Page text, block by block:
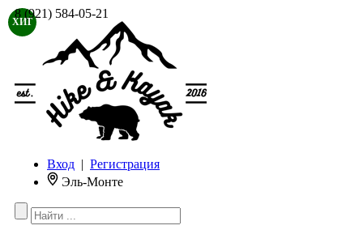
8 (921) 584-05-21
Вход | Регистрация
Эль-Монте
ХИТ